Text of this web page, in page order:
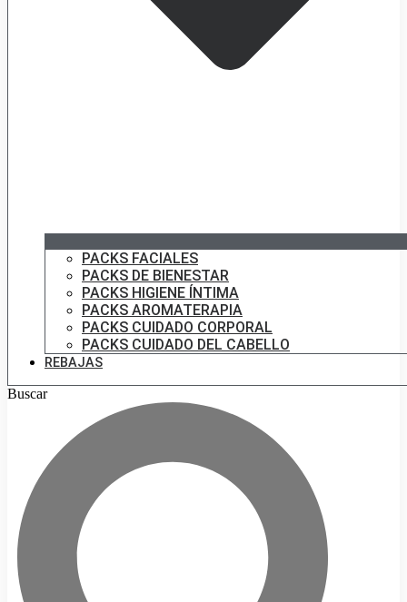
PACKS FACIALES
PACKS DE BIENESTAR
PACKS HIGIENE ÍNTIMA
PACKS AROMATERAPIA
PACKS CUIDADO CORPORAL
PACKS CUIDADO DEL CABELLO
REBAJAS
Buscar